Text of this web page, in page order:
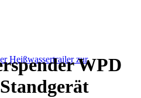
Heißwassertrailer zurWPD